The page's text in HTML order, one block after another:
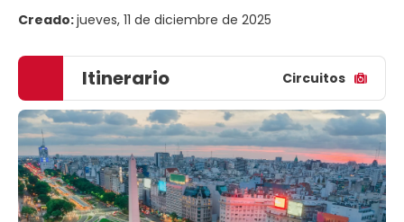
Creado:jueves, 11 de diciembre de 2025
Itinerario Circuitos